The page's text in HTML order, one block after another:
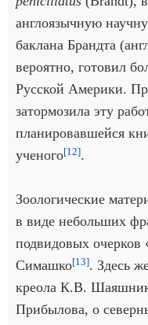
англоязычную
баклана Брандта
вероятно, готовил
Русской Америки.
затормозила эту
планировавшейся
ученого[12].
Зоологические
в виде небольших
подвидовых
Симашко[13]. Здесь
креола К.В.
Прибылова, о